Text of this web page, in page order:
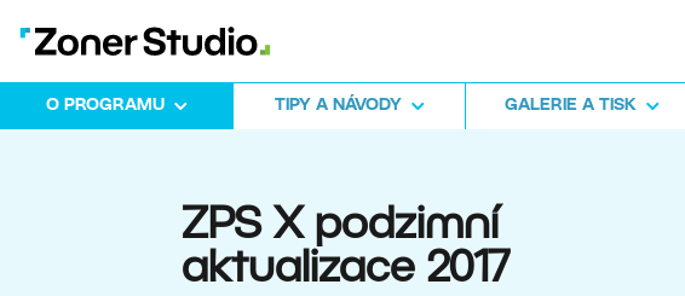
O PROGRAMU TIPY A NÁVODY GALERIE A TISK
ZPS X podzimní
aktualizace 2017